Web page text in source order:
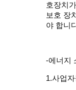
호장치
보호 장
야 합니
-에너지
1.사업